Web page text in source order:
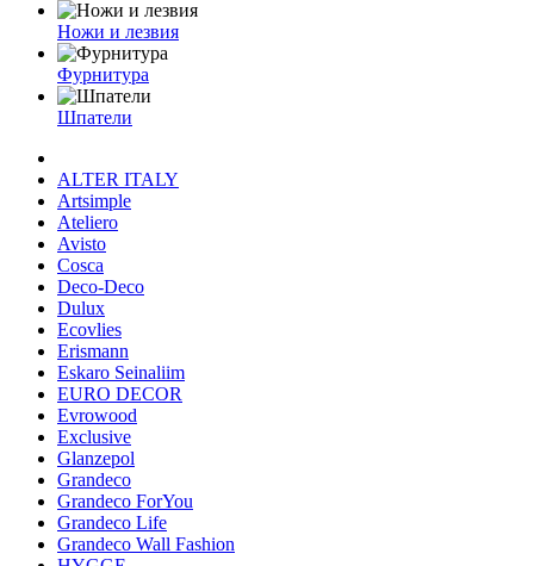
Ножи и лезвия
Фурнитура
Шпатели
ALTER ITALY
Artsimple
Ateliero
Avisto
Cosca
Deco-Deco
Dulux
Ecovlies
Erismann
Eskaro Seinaliim
EURO DECOR
Evrowood
Exclusive
Glanzepol
Grandeco
Grandeco ForYou
Grandeco Life
Grandeco Wall Fashion